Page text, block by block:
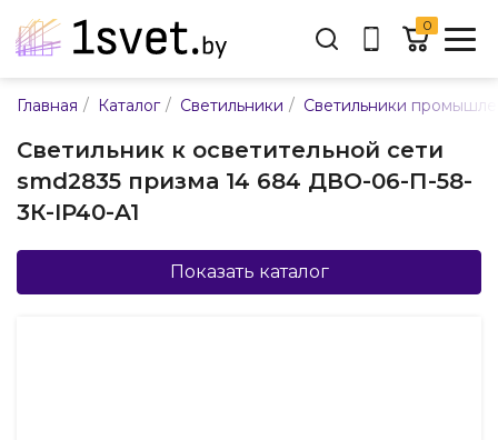
Адрес:
Время работы:
Пн-пт с 9:00 до 17:30
+375(29) 361-04-00
0
Главная / Каталог / Светильники / Светильники
Светильник к осветительной сети
smd2835 призма 14 684 ДВО-06-П-58-
3К-IP40-A1
Показать каталог